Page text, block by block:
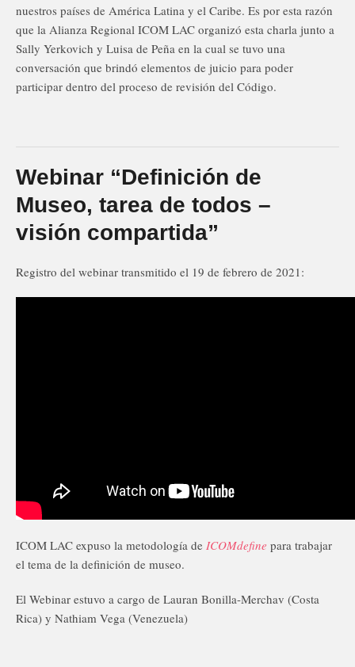
nuestros países de América Latina y el Caribe. Es por esta razón
que la Alianza Regional ICOM LAC organizó esta charla junto a
Sally Yerkovich y Luisa de Peña en la cual se tuvo una
conversación que brindó elementos de juicio para poder
participar dentro del proceso de revisión del Código.
Webinar “Definición de
Museo, tarea de todos –
visión compartida”
Registro del webinar transmitido el 19 de febrero de 2021:
ICOM LAC expuso la metodología de ICOMdefine para trabajar
el tema de la definición de museo.
El Webinar estuvo a cargo de Lauran Bonilla-Merchav (Costa
Rica) y Nathiam Vega (Venezuela)